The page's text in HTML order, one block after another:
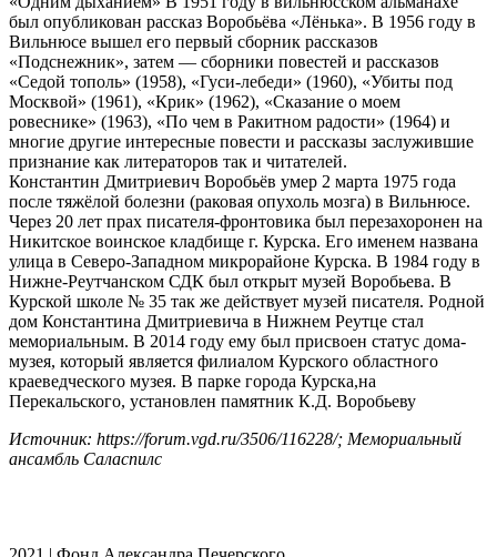
был опубликован рассказ Воробьёва «Лёнька». В 1956 году в
Вильнюсе вышел его первый сборник рассказов
«Подснежник», затем — сборники повестей и рассказов
«Седой тополь» (1958), «Гуси-лебеди» (1960), «Убиты под
Москвой» (1961), «Крик» (1962), «Сказание о моем
ровеснике» (1963), «По чем в Ракитном радости» (1964) и
многие другие интересные повести и рассказы заслужившие
признание как литераторов так и читателей.
Константин Дмитриевич Воробьёв умер 2 марта 1975 года
после тяжёлой болезни (раковая опухоль мозга) в Вильнюсе.
Через 20 лет прах писателя-фронтовика был перезахоронен на
Никитское воинское кладбище г. Курска. Его именем названа
улица в Северо-Западном микрорайоне Курска. В 1984 году в
Нижне-Реутчанском СДК был открыт музей Воробьева. В
Курской школе № 35 так же действует музей писателя. Родной
дом Константина Дмитриевича в Нижнем Реутце стал
мемориальным. В 2014 году ему был присвоен статус дома-
музея, который является филиалом Курского областного
краеведческого музея. В парке города Курска,на
Перекальского, установлен памятник К.Д. Воробьеву
Источник: https://forum.vgd.ru/3506/116228/; Мемориальный
ансамбль Саласпилс